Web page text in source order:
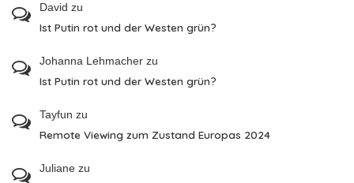
David zu
Ist Putin rot und der Westen grün?
Johanna Lehmacher zu
Ist Putin rot und der Westen grün?
Tayfun zu
Remote Viewing zum Zustand Europas 2024
Juliane zu